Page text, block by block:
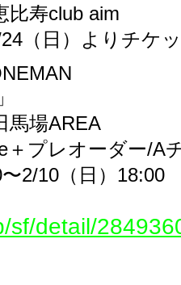
比寿club aim
（日）よりチケ
馬場AREA
プレオーダー/A
2/10（日）18:00
sf/detail/